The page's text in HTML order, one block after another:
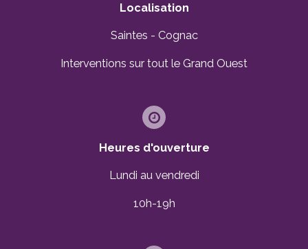
Localisation
Saintes - Cognac
Interventions sur tout le Grand Ouest
Heures d'ouverture
Lundi au vendredi
10h-19h